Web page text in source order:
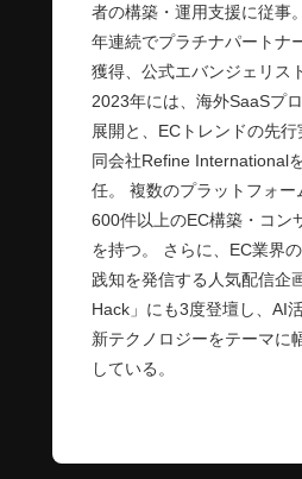
者の構築・運用支援に従事
年連続でプラチナパートナ
獲得、公式エバンジェリス
2023年には、海外SaaSプ
展開と、ECトレンドの先
同会社Refine International
任。 複数のプラットフォ
600件以上のEC構築・コン
を持つ。 さらに、EC業界
践知を発信する人気配信企
Hack」にも3度登壇し、AI
新テクノロジーをテーマに
している。